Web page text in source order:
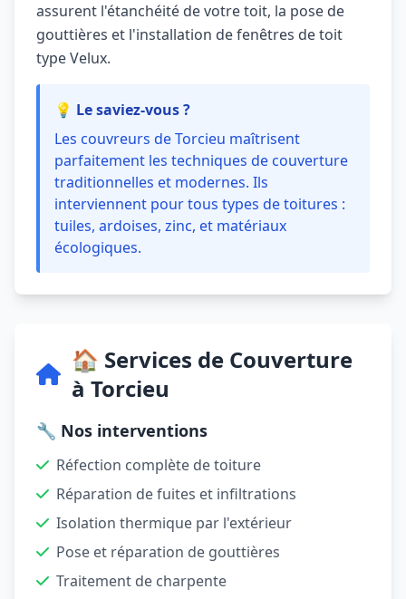
assurent l'étanchéité de votre toit, la pose de
gouttières et l'installation de fenêtres de toit
type Velux.
💡 Le saviez-vous ?
Les couvreurs de Torcieu maîtrisent
parfaitement les techniques de couverture
traditionnelles et modernes. Ils
interviennent pour tous types de toitures :
tuiles, ardoises, zinc, et matériaux
écologiques.
🏠 Services de Couverture
à Torcieu
🔧 Nos interventions
Réfection complète de toiture
Réparation de fuites et infiltrations
Isolation thermique par l'extérieur
Pose et réparation de gouttières
Traitement de charpente